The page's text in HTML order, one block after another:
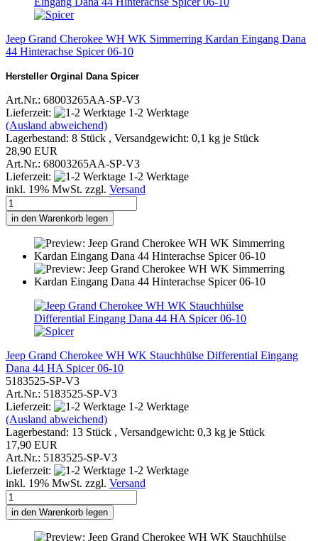
Jeep Grand Cherokee WH WK Simmerring Kardan Eingang Dana
44 Hinterachse Spicer 06-10
Hersteller Orginal Dana Spicer
Art.Nr.: 68003265AA-SP-V3
Lieferzeit:
1-2 Werktage
(Ausland abweichend)
Lagerbestand: 8 Stück , Versandgewicht: 0,1 kg je Stück
28,90 EUR
Art.Nr.: 68003265AA-SP-V3
Lieferzeit:
1-2 Werktage
inkl. 19% MwSt. zzgl. Versand
in den Warenkorb legen
Jeep Grand Cherokee WH WK Stauchhülse Differential Eingang
Dana 44 HA Spicer 06-10
5183525-SP-V3
Art.Nr.: 5183525-SP-V3
Lieferzeit:
1-2 Werktage
(Ausland abweichend)
Lagerbestand: 13 Stück , Versandgewicht: 0,3 kg je Stück
17,90 EUR
Art.Nr.: 5183525-SP-V3
Lieferzeit:
1-2 Werktage
inkl. 19% MwSt. zzgl. Versand
in den Warenkorb legen